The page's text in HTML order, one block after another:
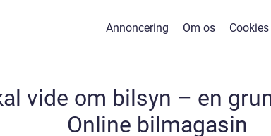
Annoncering Om os Cookies
vide om bilsyn – en
Online bilmagasin